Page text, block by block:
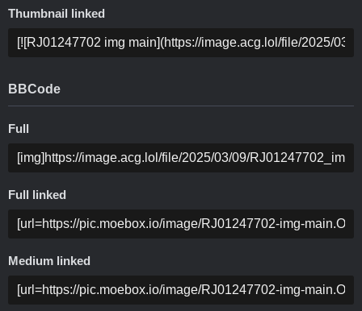
Thumbnail linked
BBCode
Full
Full linked
Medium linked